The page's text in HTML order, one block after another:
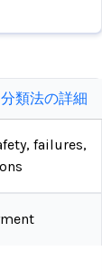
分類法の詳細
failures,